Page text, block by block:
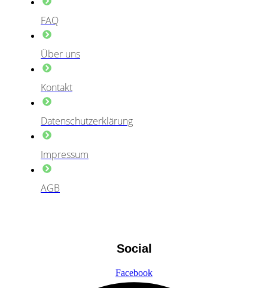
FAQ
Über uns
Kontakt
Datenschutzerklärung
Impressum
AGB
Social
Facebook